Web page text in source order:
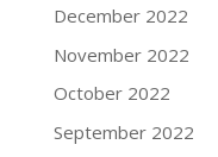
December 2022
November 2022
October 2022
September 2022